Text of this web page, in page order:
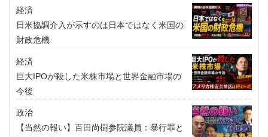
経済
日米協調介入が示すのは日本ではなく米国の
財政危機
経済
巨大IPOが殺した米株市場と世界金融市場の
今後
政治
【当然の報い】百田尚樹参院議員：暴行罪と